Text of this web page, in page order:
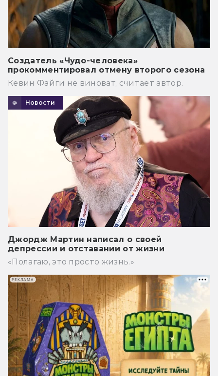
Создатель «Чудо-человека»
прокомментировал отмену второго сезона
Кевин Файги не виноват, считает автор.
Новости
Джордж Мартин написал о своей
депрессии и отставании от жизни
«Полагаю, это просто жизнь.»
РЕКЛАМА